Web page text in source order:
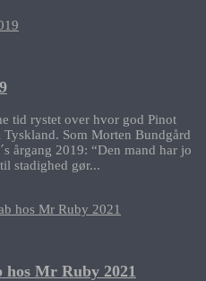
tid rystet over hvor god Pinot
Som Morten Bundgård
årgang 2019: “Den mand har jo
stadighed gør...
Mr Ruby 2021